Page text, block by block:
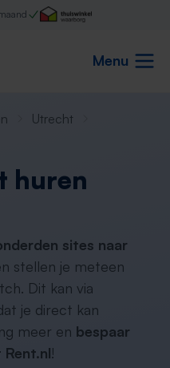
Menu
Utrecht
huren
sites naar
stellen je meteen
Dit kan via
je direct kan
meer en bespaar
!